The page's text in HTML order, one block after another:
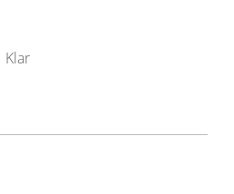
Klar